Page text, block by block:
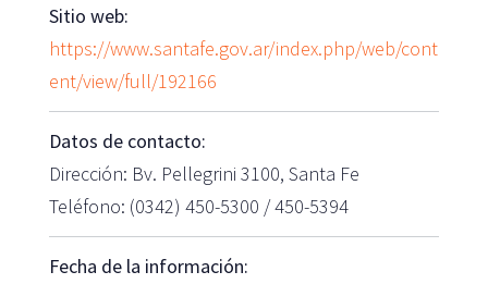
Sitio web:
https://www.santafe.gov.ar/index.php/web/cont
ent/view/full/192166
Datos de contacto:
Dirección: Bv. Pellegrini 3100, Santa Fe
Teléfono: (0342) 450-5300 / 450-5394
Fecha de la información: